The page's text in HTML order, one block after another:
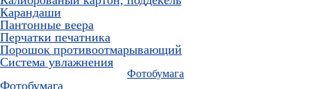
Карандаши
Пантонные веера
Перчатки печатника
Порошок противоотмарывающий
Система увлажнения
Фотобумага
Фотобумага